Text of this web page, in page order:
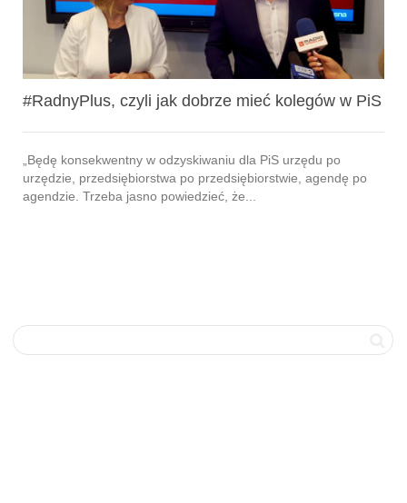
#RadnyPlus, czyli jak dobrze mieć kolegów w PiS
„Będę konsekwentny w odzyskiwaniu dla PiS urzędu po
urzędzie, przedsiębiorstwa po przedsiębiorstwie, agendę po
agendzie. Trzeba jasno powiedzieć, że...